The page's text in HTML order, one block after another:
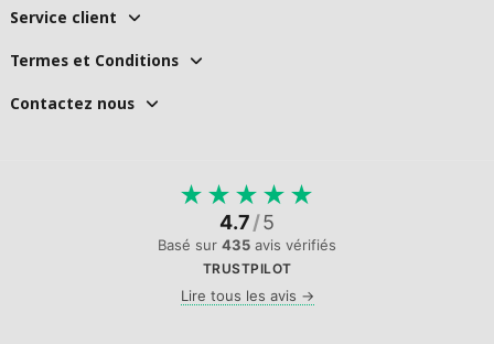
Service client
Termes et Conditions
Contactez nous
★ ★ ★ ★ ★
4.7/5
Basé sur 435 avis vérifiés
TRUSTPILOT
Lire tous les avis →